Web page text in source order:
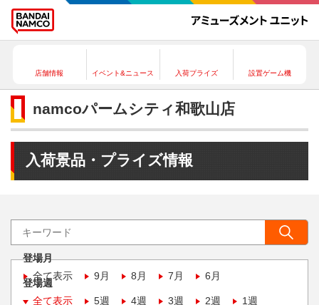
店舗情報 イベント&ニュース 入荷プライズ 設置ゲーム機
namcoパームシティ和歌山店
入荷景品・プライズ情報
登場月
全て表示
9月 8月 7月 6月
登場週
全て表示
5週 4週 3週 2週 1週